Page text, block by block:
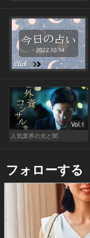
Vol.1
人気業界の光と闇
フォローする